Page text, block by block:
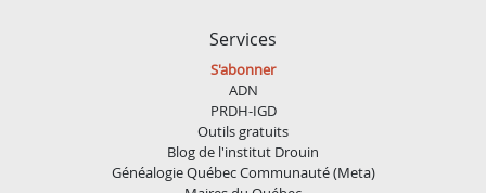
Services
S'abonner
ADN
PRDH-IGD
Outils gratuits
Blog de l'institut Drouin
Généalogie Québec Communauté (Meta)